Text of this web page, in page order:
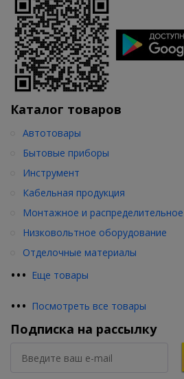
Каталог товаров
••• Еще товары
Автотовары
Бытовые приборы
Инструмент
Кабельная продукция
Монтажное и
Низковольтное оборудование
Отделочные материалы
••• Посмотреть все товары
Подписка на рассылку